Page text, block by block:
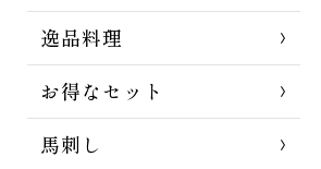
逸品料理
お得なセット
馬刺し